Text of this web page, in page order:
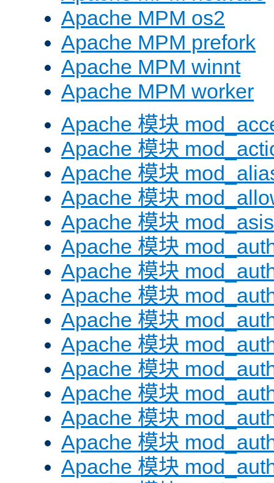
Apache MPM os2
Apache MPM prefork
Apache MPM winnt
Apache MPM worker
Apache 模块
Apache 模块
Apache 模块
Apache 模块
Apache 模块 mod_asis
Apache 模块
Apache 模块
Apache 模块
Apache 模块
Apache 模块
Apache 模块
Apache 模块
Apache 模块
Apache 模块
Apache 模块